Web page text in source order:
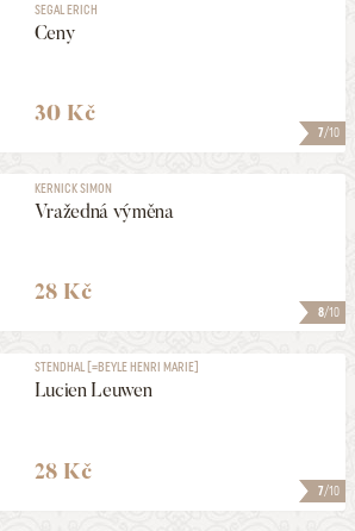
7/10
SEGAL ERICH
Ceny
30 Kč
8/10
KERNICK SIMON
Vražedná výměna
28 Kč
7/10
STENDHAL [=BEYLE HENRI MARIE]
Lucien Leuwen
28 Kč